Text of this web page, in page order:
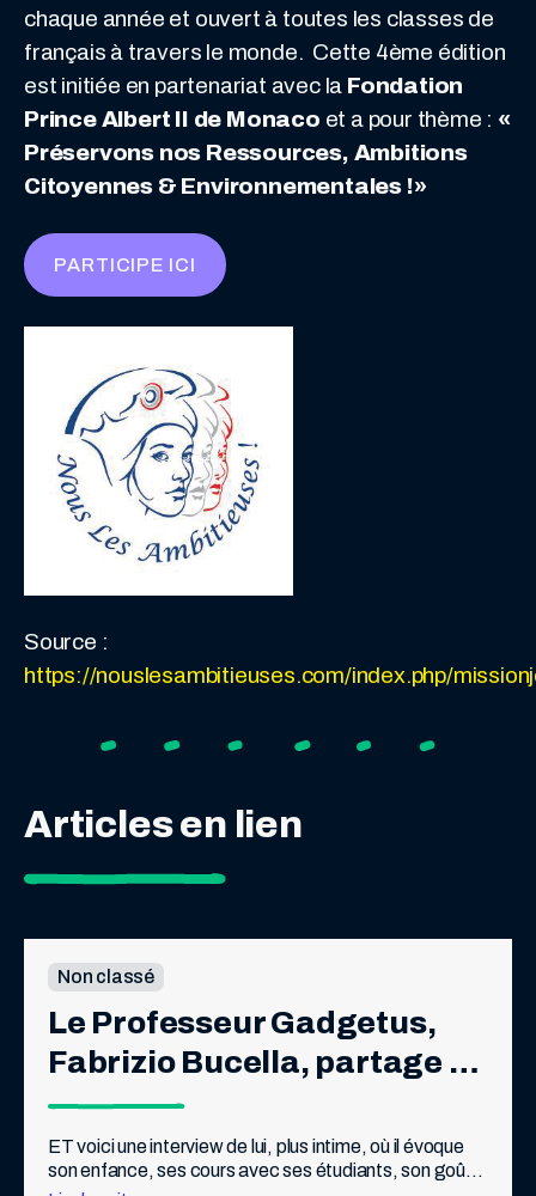
chaque année et ouvert à toutes les classes de
français à travers le monde. Cette 4ème édition
est initiée en partenariat avec la Fondation
Prince Albert II de Monaco et a pour thème : «
Préservons nos Ressources, Ambitions
Citoyennes & Environnementales !»
PARTICIPE ICI
Source :
https://nouslesambitieuses.com/index.php/
Articles en lien
Non classé
Le Professeur Gadgetus,
Fabrizio Bucella, partage
avec les lecteurs de Pif
quelques-uns de ses
souvenirs de Pif
ET voici une interview de lui, plus intime, où il évoque
son enfance, ses cours avec ses étudiants, son goût